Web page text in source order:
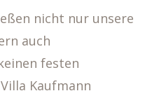
nicht nur unsere
auch
festen
Kaufmann